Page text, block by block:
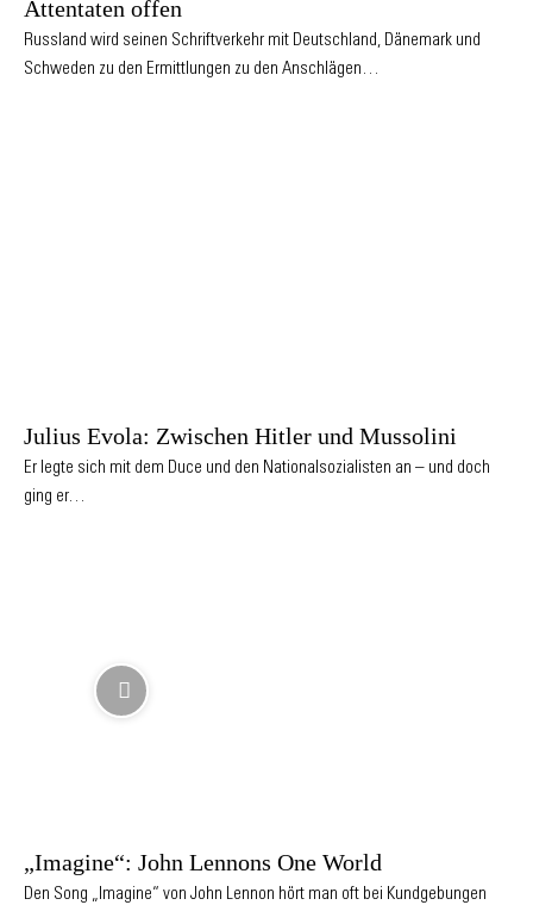
Attentaten offen
Russland wird seinen Schriftverkehr mit Deutschland, Dänemark und
Schweden zu den Ermittlungen zu den Anschlägen…
Julius Evola: Zwischen Hitler und Mussolini
Er legte sich mit dem Duce und den Nationalsozialisten an – und doch
ging er…
„Imagine“: John Lennons One World
Den Song „Imagine“ von John Lennon hört man oft bei Kundgebungen